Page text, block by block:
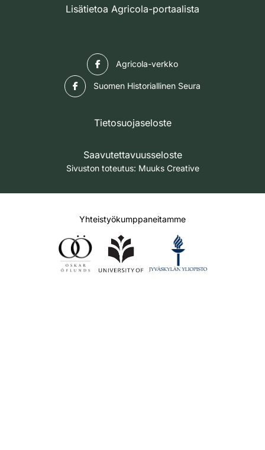
Lisätietoa Agricola-portaalista
Agricola-verkko
Suomen Historiallinen Seura
Tietosuojaseloste
Saavutettavuusseloste
Sivuston toteutus: Muuks Creative
Yhteistyökumppaneitamme